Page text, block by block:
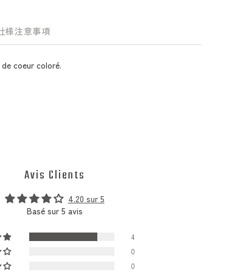
様注意事項
coeur coloré.
Avis Clients
4.20 sur 5
Basé sur 5 avis
4
0
0